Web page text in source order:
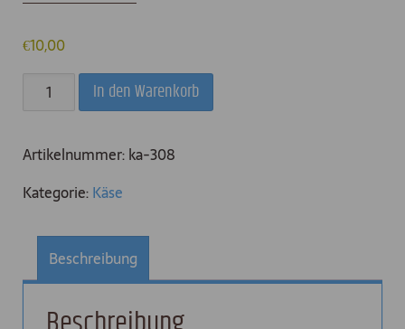
€10,00
Schafskäse
In den Warenkorb
Artikelnummer:ka-308
Kategorie:Käse
Beschreibung
Beschreibung